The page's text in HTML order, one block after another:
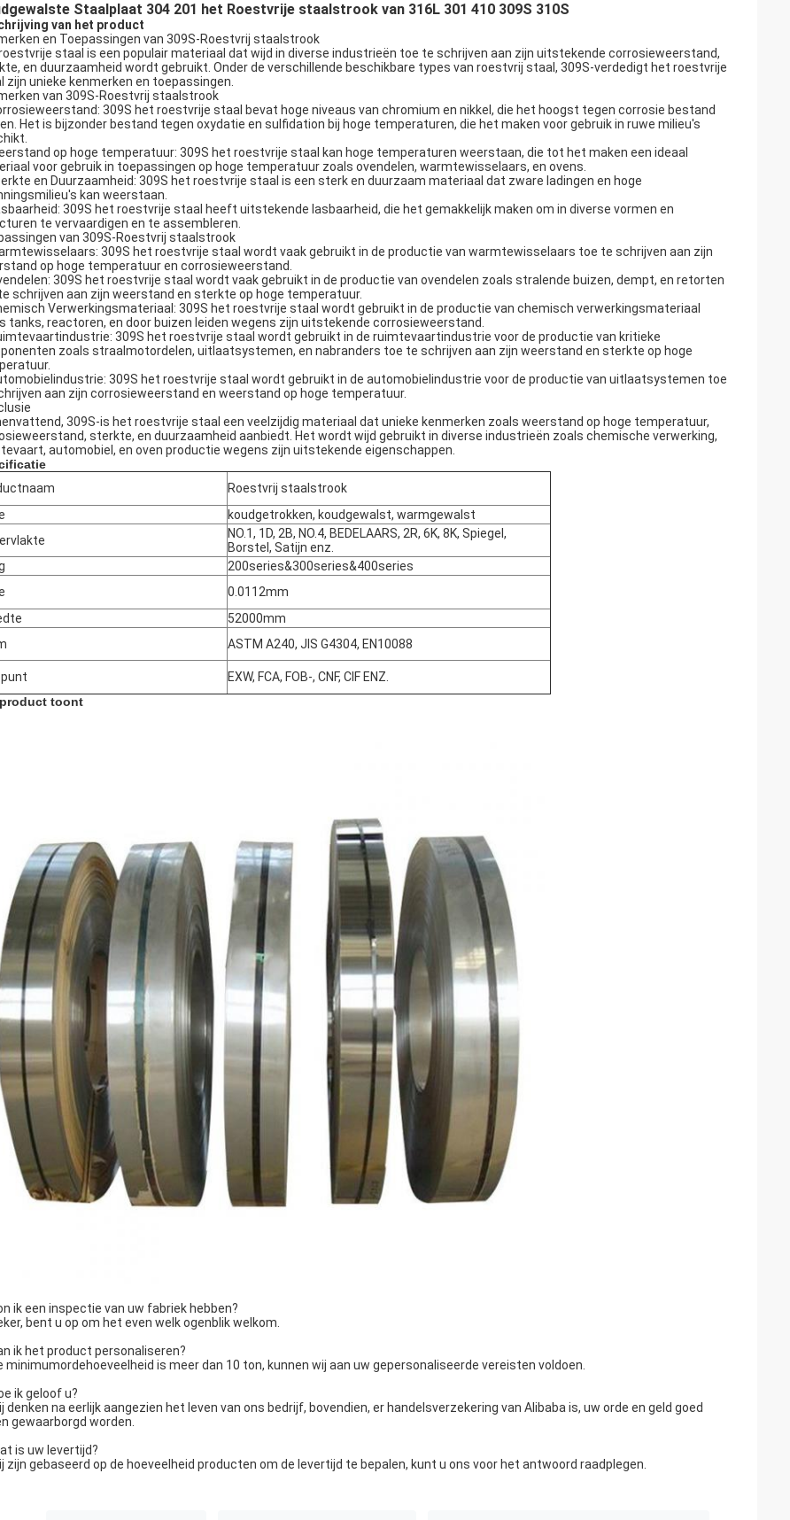
Staalplaat 304 201 het Roestvrije staalstrook van 316L 301 410 309S 310S
van het product
en Toepassingen van 309S-Roestvrij staalstrook
staal is een populair materiaal dat wijd in diverse industrieën toe te schrijven aan zijn uitstekende corrosieweerstand,
en duurzaamheid wordt gebruikt. Onder de verschillende beschikbare types van roestvrij staal, 309S-verdedigt het roestvrije
zijn unieke kenmerken en toepassingen.
van 309S-Roestvrij staalstrook
309S het roestvrije staal bevat hoge niveaus van chromium en nikkel, die het hoogst tegen corrosie bestand
Het is bijzonder bestand tegen oxydatie en sulfidation bij hoge temperaturen, die het maken voor gebruik in ruwe milieu's
op hoge temperatuur: 309S het roestvrije staal kan hoge temperaturen weerstaan, die tot het maken een ideaal
voor gebruik in toepassingen op hoge temperatuur zoals ovendelen, warmtewisselaars, en ovens.
en Duurzaamheid: 309S het roestvrije staal is een sterk en duurzaam materiaal dat zware ladingen en hoge
kan weerstaan.
309S het roestvrije staal heeft uitstekende lasbaarheid, die het gemakkelijk maken om in diverse vormen en
te vervaardigen en te assembleren.
van 309S-Roestvrij staalstrook
309S het roestvrije staal wordt vaak gebruikt in de productie van warmtewisselaars toe te schrijven aan zijn
op hoge temperatuur en corrosieweerstand.
309S het roestvrije staal wordt vaak gebruikt in de productie van ovendelen zoals stralende buizen, dempt, en retorten
schrijven aan zijn weerstand en sterkte op hoge temperatuur.
Verwerkingsmateriaal: 309S het roestvrije staal wordt gebruikt in de productie van chemisch verwerkingsmateriaal
tanks, reactoren, en door buizen leiden wegens zijn uitstekende corrosieweerstand.
309S het roestvrije staal wordt gebruikt in de ruimtevaartindustrie voor de productie van kritieke
zoals straalmotordelen, uitlaatsystemen, en nabranders toe te schrijven aan zijn weerstand en sterkte op hoge
309S het roestvrije staal wordt gebruikt in de automobielindustrie voor de productie van uitlaatsystemen toe
aan zijn corrosieweerstand en weerstand op hoge temperatuur.
309S-is het roestvrije staal een veelzijdig materiaal dat unieke kenmerken zoals weerstand op hoge temperatuur,
sterkte, en duurzaamheid aanbiedt. Het wordt wijd gebruikt in diverse industrieën zoals chemische verwerking,
automobiel, en oven productie wegens zijn uitstekende eigenschappen.
Roestvrij staalstrook
koudgetrokken, koudgewalst, warmgewalst
NO.1, 1D, 2B, NO.4, BEDELAARS, 2R, 6K, 8K, Spiegel,
Borstel, Satijn enz.
200series&300series&400series
0.0112mm
52000mm
ASTM A240, JIS G4304, EN10088
EXW, FCA, FOB-, CNF, CIF ENZ.
toont
ik een inspectie van uw fabriek hebben?
bent u op om het even welk ogenblik welkom.
ik het product personaliseren?
minimumordehoeveelheid is meer dan 10 ton, kunnen wij aan uw gepersonaliseerde vereisten voldoen.
ik geloof u?
denken na eerlijk aangezien het leven van ons bedrijf, bovendien, er handelsverzekering van Alibaba is, uw orde en geld goed
gewaarborgd worden.
is uw levertijd?
zijn gebaseerd op de hoeveelheid producten om de levertijd te bepalen, kunt u ons voor het antwoord raadplegen.